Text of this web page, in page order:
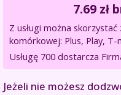
7.69 zł
Z usługi można
komórkowej: Plus, Play, T-
Usługę 700 dostarcza
Jeżeli nie możesz